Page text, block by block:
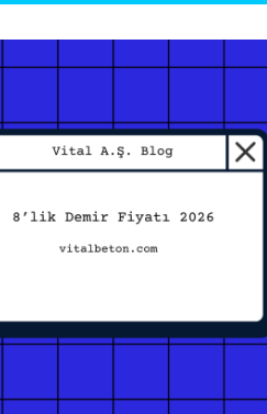
Webmaster